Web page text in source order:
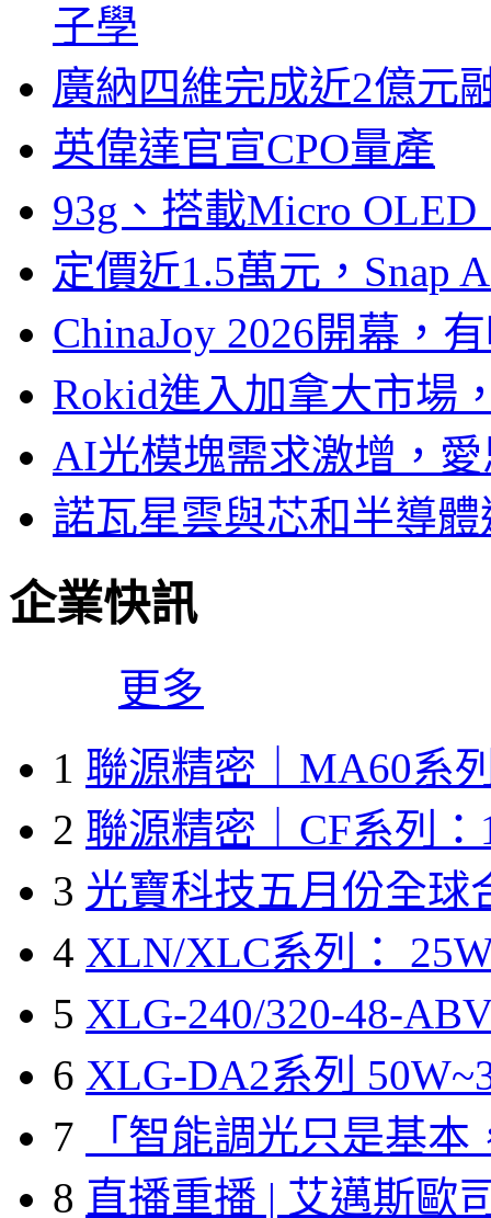
子學
廣納四維完成近2億元
英偉達官宣CPO量產
93g、搭載Micro
定價近1.5萬元，Snap
ChinaJoy 2026開幕，
Rokid進入加拿大市場
AI光模塊需求激增，
諾瓦星雲與芯和半導
企業快訊
更多
1 聯源精密｜MA60系
2 聯源精密｜CF系列：
3 光寶科技五月份全球
4 XLN/XLC系列：
5 XLG-240/320-48-
6 XLG-DA2系列
7
「智能調光只是基本
8 直播重播 | 艾邁斯歐